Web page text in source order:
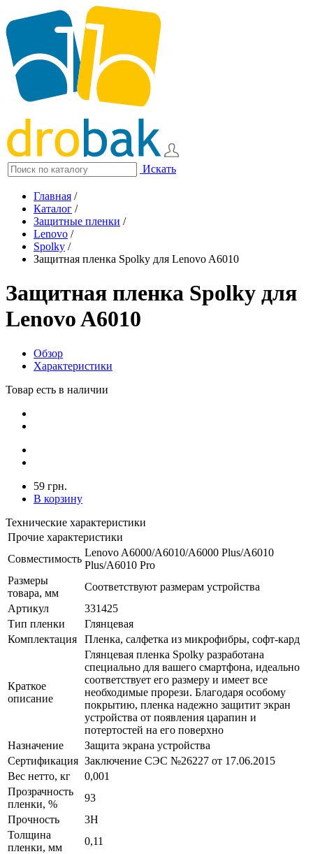
Искать
Главная /
Каталог /
Защитные пленки /
Lenovo /
Spolky /
Защитная пленка Spolky для Lenovo A6010
Защитная пленка Spolky для
Lenovo A6010
Обзор
Характеристики
Товар есть в наличии
59 грн.
В корзину
Технические характеристики
Прочие характеристики
Совместимость
Lenovo A6000/A6010/A6000 Plus/A6010
Plus/A6010 Pro
Размеры
товара, мм
Соответствуют размерам устройства
Артикул
331425
Тип пленки
Глянцевая
Комплектация
Пленка, салфетка из микрофибры, софт-кард
Краткое
описание
Глянцевая пленка Spolky разработана
специально для вашего смартфона, идеально
соответствует его размеру и имеет все
необходимые прорези. Благодаря особому
покрытию, пленка надежно защитит экран
устройства от появления царапин и
потертостей на его поверхно
Назначение
Защита экрана устройства
Сертификация Заключение СЭС №26227 от 17.06.2015
Вес нетто, кг
0,001
Прозрачность
пленки, %
93
Прочность
3H
Толщина
пленки, мм
0,11